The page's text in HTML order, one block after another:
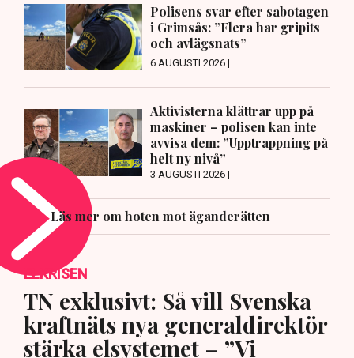
Polisens svar efter sabotagen
i Grimsås: ”Flera har gripits
och avlägsnats”
6 AUGUSTI 2026 |
Aktivisterna klättrar upp på
maskiner – polisen kan inte
avvisa dem: ”Upptrappning på
helt ny nivå”
3 AUGUSTI 2026 |
Läs mer om hoten mot äganderätten
ELKRISEN
TN exklusivt: Så vill Svenska
kraftnäts nya generaldirektör
stärka elsystemet – ”Vi